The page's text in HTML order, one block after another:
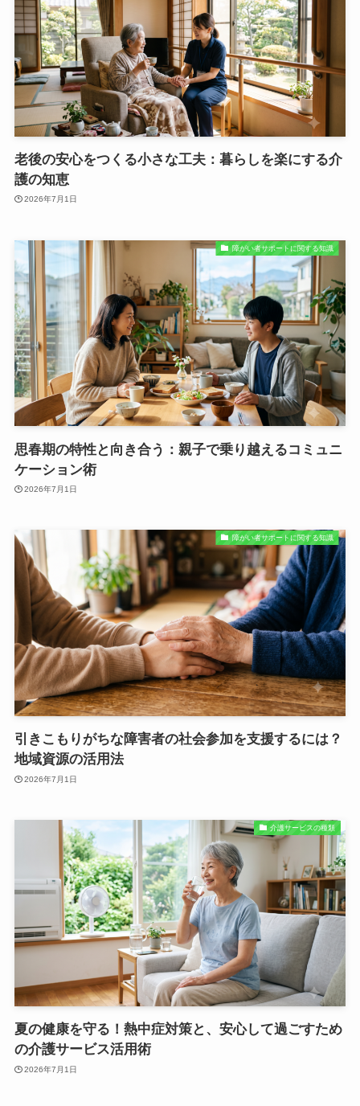
老後の安心をつくる小さな工夫：暮らしを楽にする介
護の知恵
2026年7月1日
障がい者サポートに関する知識
思春期の特性と向き合う：親子で乗り越えるコミュニ
ケーション術
2026年7月1日
障がい者サポートに関する知識
引きこもりがちな障害者の社会参加を支援するには？
地域資源の活用法
2026年7月1日
介護サービスの種類
夏の健康を守る！熱中症対策と、安心して過ごすため
の介護サービス活用術
2026年7月1日